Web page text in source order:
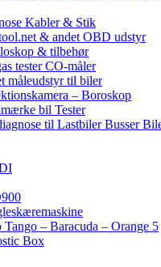
Kabler & Stik
& andet OBD udstyr
& tilbehør
tester CO-måler
måleudstyr til biler
– Boroskop
bil Tester
til Lastbiler Busser
– Baracuda – Orange 5
Box